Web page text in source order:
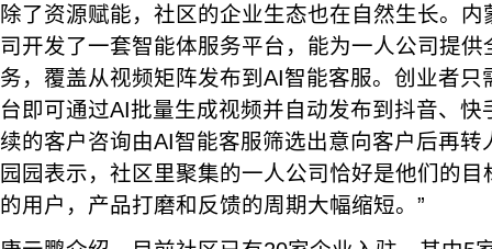
除了资源赋能，社区的企业生态也在自然生长。
司开发了一套智能体服务平台，能为一人公司提
务，覆盖从视频矩阵发布到AI智能客服。创业者只
台即可通过AI批量生成视频并自动发布到抖音、快
续的客户咨询由AI智能客服筛选出意向客户后再转
园园表示，社区里聚集的一人公司恰好是他们的目
的用户，产品打磨和反馈的周期大幅缩短。”